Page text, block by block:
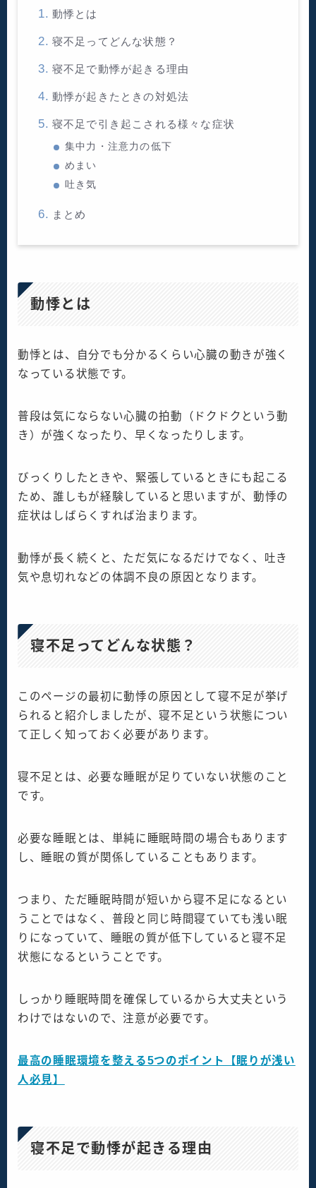
動悸とは
寝不足ってどんな状態？
寝不足で動悸が起きる理由
動悸が起きたときの対処法
寝不足で引き起こされる様々な症状
集中力・注意力の低下
めまい
吐き気
まとめ
動悸とは
動悸とは、自分でも分かるくらい心臓の動きが強く
なっている状態です。
普段は気にならない心臓の拍動（ドクドクという動
き）が強くなったり、早くなったりします。
びっくりしたときや、緊張しているときにも起こる
ため、誰しもが経験していると思いますが、動悸の
症状はしばらくすれば治まります。
動悸が長く続くと、ただ気になるだけでなく、吐き
気や息切れなどの体調不良の原因となります。
寝不足ってどんな状態？
このページの最初に動悸の原因として寝不足が挙げ
られると紹介しましたが、寝不足という状態につい
て正しく知っておく必要があります。
寝不足とは、必要な睡眠が足りていない状態のこと
です。
必要な睡眠とは、単純に睡眠時間の場合もあります
し、睡眠の質が関係していることもあります。
つまり、ただ睡眠時間が短いから寝不足になるとい
うことではなく、普段と同じ時間寝ていても浅い眠
りになっていて、睡眠の質が低下していると寝不足
状態になるということです。
しっかり睡眠時間を確保しているから大丈夫という
わけではないので、注意が必要です。
最高の睡眠環境を整える5つのポイント【眠りが浅い
人必見】
寝不足で動悸が起きる理由